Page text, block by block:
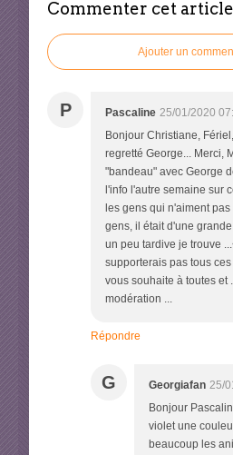
Commenter cet article
Ajouter un
P Pascaline 25/01/2020
Bonjour Christiane,
regretté George... Merci,
"bandeau" avec George
l'info l'autre semaine sur
les gens qui n'aiment
gens, il était d'une
un peu tardive je trouve
supporterais pas tous
vous souhaite à toutes et
modération ...
Répondre
G Georgiafan 25/
Bonjour
violet une
beaucoup les